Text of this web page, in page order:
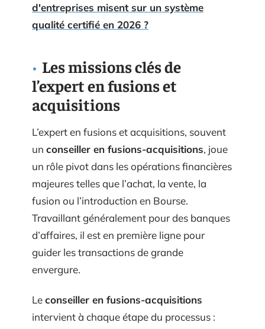
d'entreprises misent sur un système
qualité certifié en 2026 ?
Les missions clés de
l’expert en fusions et
acquisitions
L’expert en fusions et acquisitions, souvent
un conseiller en fusions-acquisitions, joue
un rôle pivot dans les opérations financières
majeures telles que l’achat, la vente, la
fusion ou l’introduction en Bourse.
Travaillant généralement pour des banques
d’affaires, il est en première ligne pour
guider les transactions de grande
envergure.
Leconseiller en fusions-acquisitions
intervient à chaque étape du processus :